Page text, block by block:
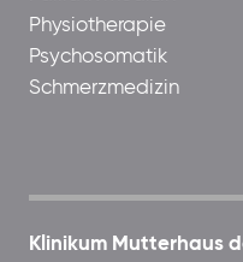
Physiotherapie
Psychosomatik
Schmerzmedizin
Klinikum Mutterhaus